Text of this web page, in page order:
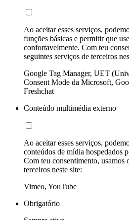
Ao aceitar esses serviços,
funções básicas e permitir que
confortavelmente. Com teu
seguintes serviços de terceiros
Google Tag Manager, UET
Consent Mode da Microsoft,
Freshchat
Conteúdo multimédia externo
Ao aceitar esses serviços,
conteúdos de mídia hospedados
Com teu consentimento, usamos
terceiros neste site:
Vimeo, YouTube
Obrigatório